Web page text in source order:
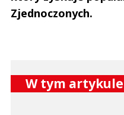
Zjednoczonych.
W tym